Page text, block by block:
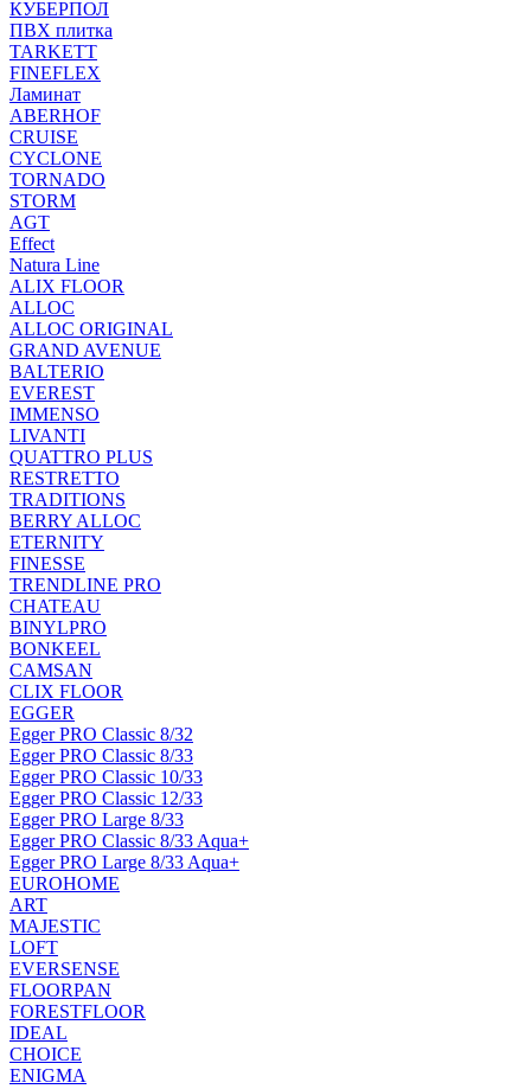
КУБЕРПОЛ
ПВХ плитка
TARKETT
FINEFLEX
Ламинат
ABERHOF
CRUISE
CYCLONE
TORNADO
STORM
AGT
Effect
Natura Line
ALIX FLOOR
ALLOC
ALLOC ORIGINAL
GRAND AVENUE
BALTERIO
EVEREST
IMMENSO
LIVANTI
QUATTRO PLUS
RESTRETTO
TRADITIONS
BERRY ALLOC
ETERNITY
FINESSE
TRENDLINE PRO
CHATEAU
BINYLPRO
BONKEEL
CAMSAN
CLIX FLOOR
EGGER
Egger PRO Classic 8/32
Egger PRO Classic 8/33
Egger PRO Classic 10/33
Egger PRO Classic 12/33
Egger PRO Large 8/33
Egger PRO Classic 8/33 Aqua+
Egger PRO Large 8/33 Aqua+
EUROHOME
ART
MAJESTIC
LOFT
EVERSENSE
FLOORPAN
FORESTFLOOR
IDEAL
CHOICE
ENIGMA